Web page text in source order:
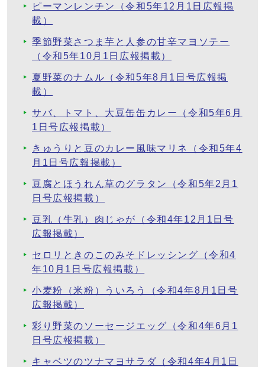
ピーマンレンチン（令和5年12月1日広報掲
載）
季節野菜さつま芋と人参の甘辛マヨソテー
（令和5年10月1日広報掲載）
夏野菜のナムル（令和5年8月1日号広報掲
載）
サバ、トマト、大豆缶缶カレー（令和5年6月
1日号広報掲載）
きゅうりと豆のカレー風味マリネ（令和5年4
月1日号広報掲載）
豆腐とほうれん草のグラタン（令和5年2月1
日号広報掲載）
豆乳（牛乳）肉じゃが（令和4年12月1日号
広報掲載）
セロリときのこのみそドレッシング（令和4
年10月1日号広報掲載）
小麦粉（米粉）ういろう（令和4年8月1日号
広報掲載）
彩り野菜のソーセージエッグ（令和4年6月1
日号広報掲載）
キャベツのツナマヨサラダ（令和4年4月1日